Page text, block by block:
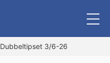
Dubbeltipset 3/6-26